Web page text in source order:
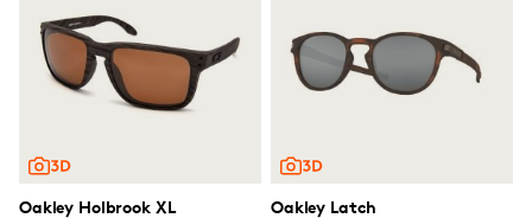
Oakley Holbrook XL Oakley Latch